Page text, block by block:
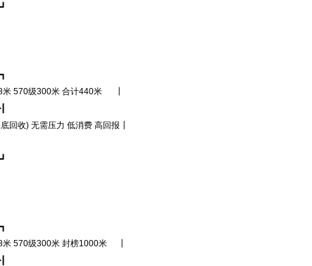
级300米 合计440米 ┃
无需压力 低消费 高回报┃
级300米 封榜1000米 ┃